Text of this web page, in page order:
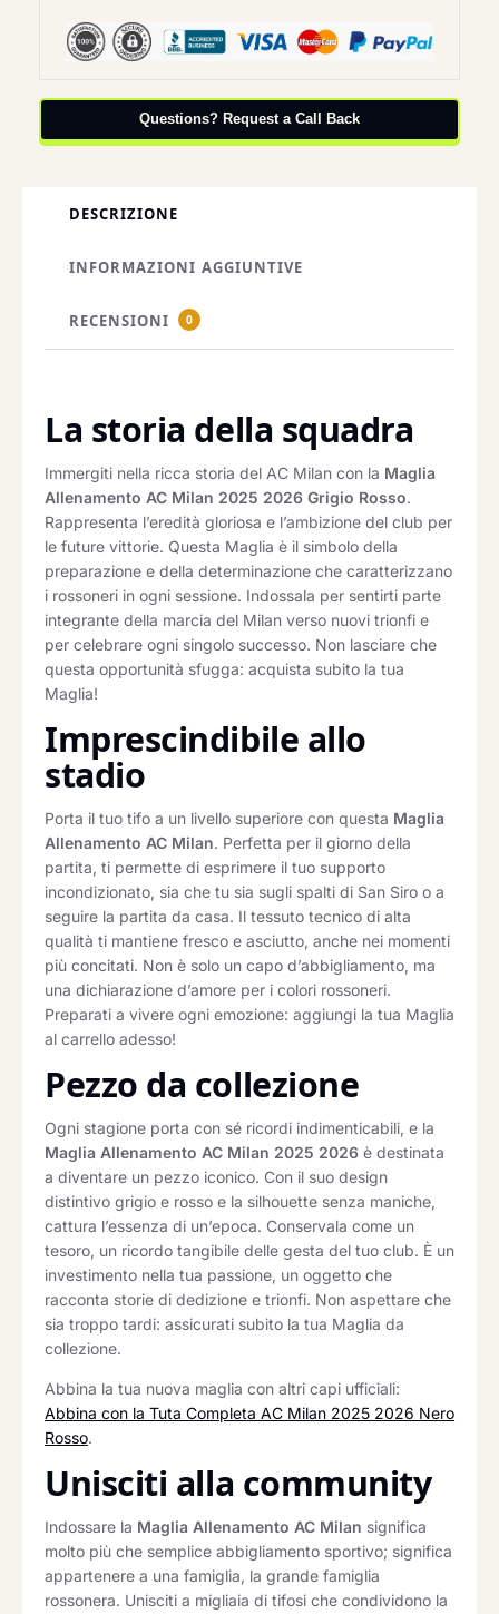
Questions? Request a Call Back
DESCRIZIONE
INFORMAZIONI AGGIUNTIVE
RECENSIONI 0
La storia della squadra
Immergiti nella ricca storia del AC Milan con la Maglia
Allenamento AC Milan 2025 2026 Grigio Rosso.
Rappresenta l’eredità gloriosa e l’ambizione del club per
le future vittorie. Questa Maglia è il simbolo della
preparazione e della determinazione che caratterizzano
i rossoneri in ogni sessione. Indossala per sentirti parte
integrante della marcia del Milan verso nuovi trionfi e
per celebrare ogni singolo successo. Non lasciare che
questa opportunità sfugga: acquista subito la tua
Maglia!
Imprescindibile allo
stadio
Porta il tuo tifo a un livello superiore con questa Maglia
Allenamento AC Milan. Perfetta per il giorno della
partita, ti permette di esprimere il tuo supporto
incondizionato, sia che tu sia sugli spalti di San Siro o a
seguire la partita da casa. Il tessuto tecnico di alta
qualità ti mantiene fresco e asciutto, anche nei momenti
più concitati. Non è solo un capo d’abbigliamento, ma
una dichiarazione d’amore per i colori rossoneri.
Preparati a vivere ogni emozione: aggiungi la tua Maglia
al carrello adesso!
Pezzo da collezione
Ogni stagione porta con sé ricordi indimenticabili, e la
Maglia Allenamento AC Milan 2025 2026 è destinata
a diventare un pezzo iconico. Con il suo design
distintivo grigio e rosso e la silhouette senza maniche,
cattura l’essenza di un’epoca. Conservala come un
tesoro, un ricordo tangibile delle gesta del tuo club. È un
investimento nella tua passione, un oggetto che
racconta storie di dedizione e trionfi. Non aspettare che
sia troppo tardi: assicurati subito la tua Maglia da
collezione.
Abbina la tua nuova maglia con altri capi ufficiali:
Abbina con la Tuta Completa AC Milan 2025 2026 Nero
Rosso.
Unisciti alla community
Indossare la Maglia Allenamento AC Milan significa
molto più che semplice abbigliamento sportivo; significa
appartenere a una famiglia, la grande famiglia
rossonera. Unisciti a migliaia di tifosi che condividono la